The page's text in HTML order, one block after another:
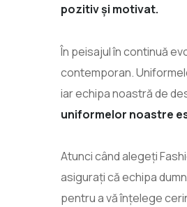
pozitiv și motivat.
În peisajul în continuă
contemporan.
iar echipa noastră de
uniformelor noastre
Atunci când alegeți
asigurați că echipa
pentru a vă înțelege